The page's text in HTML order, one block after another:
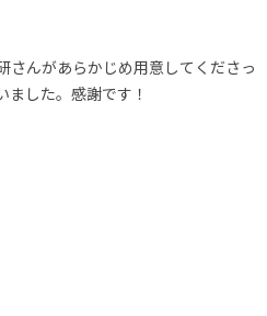
さんがあらかじめ用意してくださっ
した。感謝です！